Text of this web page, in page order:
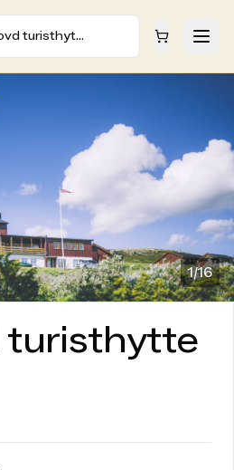
turisthytte
1/16
turisthytte